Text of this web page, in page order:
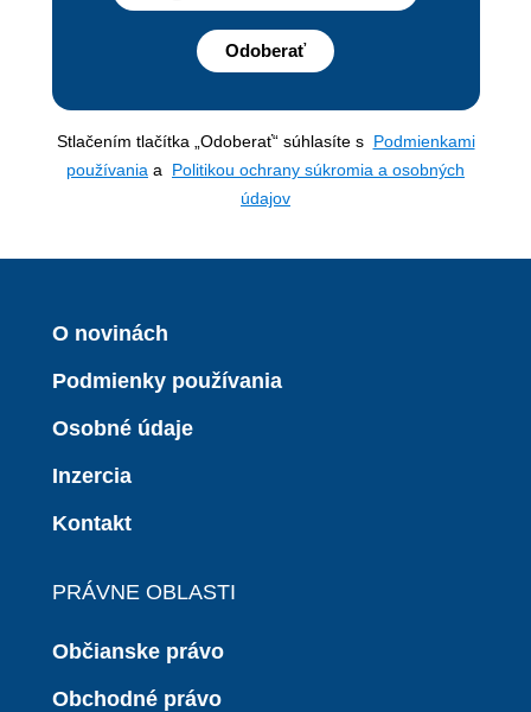
Odoberať
Stlačením tlačítka „Odoberať“ súhlasíte s Podmienkami
používania a Politikou ochrany súkromia a osobných
údajov
O novinách
Podmienky používania
Osobné údaje
Inzercia
Kontakt
PRÁVNE OBLASTI
Občianske právo
Obchodné právo